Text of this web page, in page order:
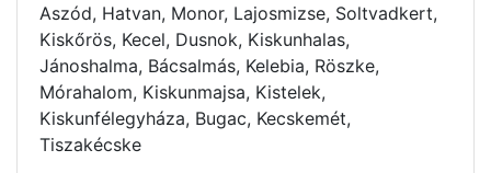
Aszód, Hatvan, Monor, Lajosmizse, Soltvadkert,
Kiskőrös, Kecel, Dusnok, Kiskunhalas,
Jánoshalma, Bácsalmás, Kelebia, Röszke,
Mórahalom, Kiskunmajsa, Kistelek,
Kiskunfélegyháza, Bugac, Kecskemét,
Tiszakécske